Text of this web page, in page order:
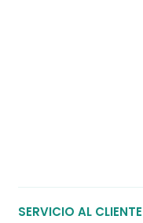
SERVICIO AL CLIENTE